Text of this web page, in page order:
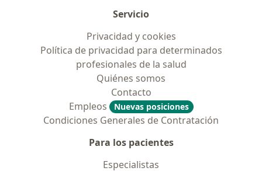
Servicio
Privacidad y cookies
Política de privacidad para determinados
profesionales de la salud
Quiénes somos
Contacto
Empleos
Nuevas posiciones
Condiciones Generales de Contratación
Para los pacientes
Especialistas